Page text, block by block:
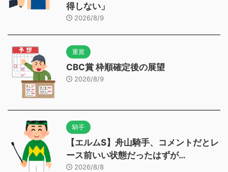
得しない」
2026/8/9
重賞
CBC賞 枠順確定後の展望
2026/8/9
騎手
【エルムS】舟山騎手、コメントだとレ
ース前いい状態だったはずが…
2026/8/8